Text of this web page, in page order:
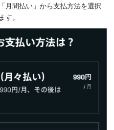
月間払い」から支払方法を選択
す。